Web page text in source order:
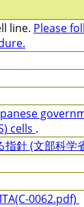
line. Please
cells .
針 (文部科学
0062.pdf)